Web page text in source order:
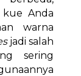
kue Anda
warna
jadi salah
sering